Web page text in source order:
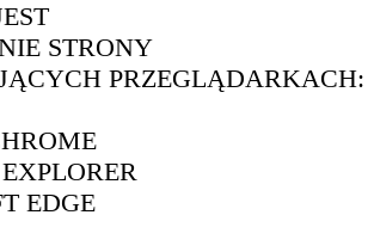
STRONY
PRZEGLĄDARKACH:
EDGE